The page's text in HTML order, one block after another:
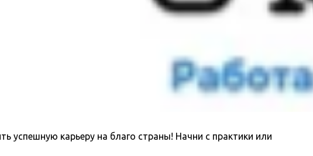
успешную карьеру на благо страны! Начни с практики или